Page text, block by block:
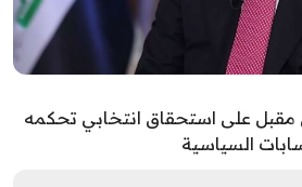
مقبل على استحقاق انتخابي تحكمه
السياسية